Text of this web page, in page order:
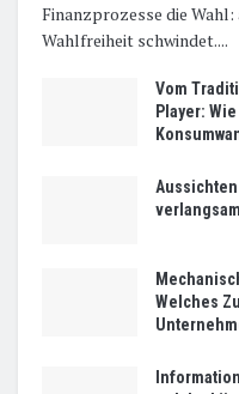
Finanzprozesse die
Wahlfreiheit schwindet....
Vom
Player:
Welches